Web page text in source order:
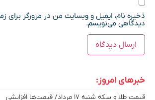
ذخیره نام، ایمیل و وبسایت من در مرورگر برای
دیدگاهی می‌نویسم.
خبرهای امروز:
قیمت طلا و سکه شنبه ۱۷ مرداد/ قیمت‌ها افزایشی